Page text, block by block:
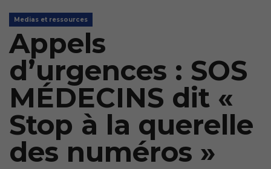
Medias et ressources
Appels
d’urgences : SOS
MÉDECINS dit «
Stop à la querelle
des numéros »